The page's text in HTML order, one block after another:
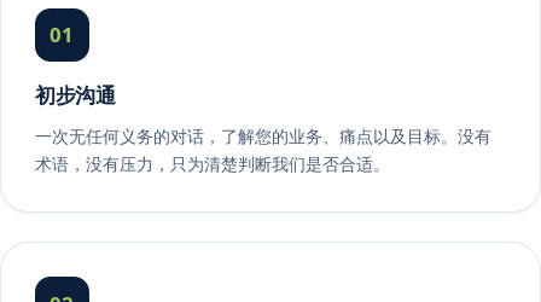
01
初步沟通
一次无任何义务的对话，了解您的业务、痛点以及目标。没有
术语，没有压力，只为清楚判断我们是否合适。